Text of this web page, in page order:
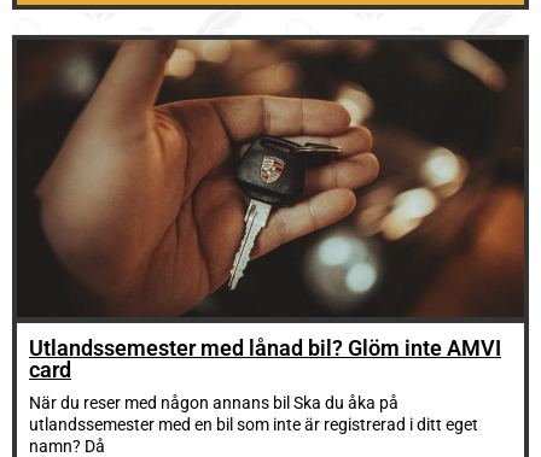
Utlandssemester med lånad bil? Glöm inte AMVI
card
När du reser med någon annans bil Ska du åka på
utlandssemester med en bil som inte är registrerad i ditt eget
namn? Då